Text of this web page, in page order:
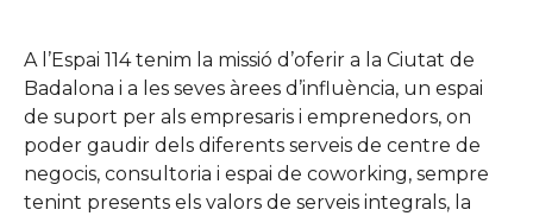
A l’Espai 114 tenim la missió d’oferir a la Ciutat de
Badalona i a les seves àrees d’influència, un espai
de suport per als empresaris i emprenedors, on
poder gaudir dels diferents serveis de centre de
negocis, consultoria i espai de coworking, sempre
tenint presents els valors de serveis integrals, la